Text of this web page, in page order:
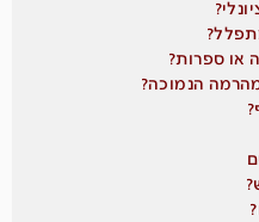
או ספרות?
הנמוכה?